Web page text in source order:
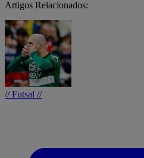
Artigos Relacionados:
// Futsal //